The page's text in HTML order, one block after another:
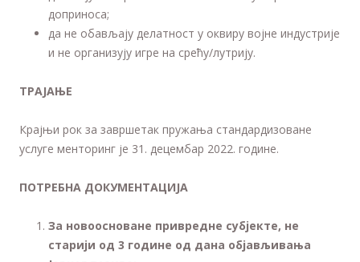
доприноса;
да не обављају делатност у оквиру војне индустрије
и не организују игре на срећу/лутрију.
ТРАЈАЊЕ
Крајњи рок за завршетак пружања стандардизоване
услуге менторинг је 31. децембар 2022. године.
ПОТРЕБНА ДОКУМЕНТАЦИЈА
За новоосноване привредне субјекте, не
старији од 3 године од дана објављивања